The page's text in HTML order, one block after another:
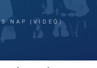
NAP (VIDEÓ)